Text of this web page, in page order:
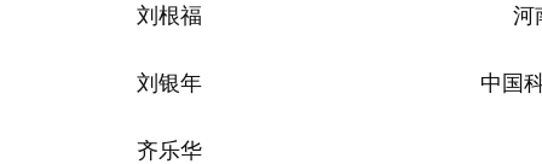
刘根福 河
刘银年 中国
齐乐华